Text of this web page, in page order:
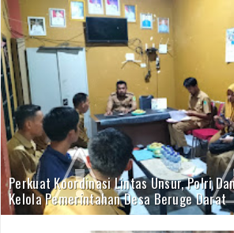
Perkuat Koordinasi Lintas Unsur, Polri
Kelola Pemerintahan Desa Beruge Darat